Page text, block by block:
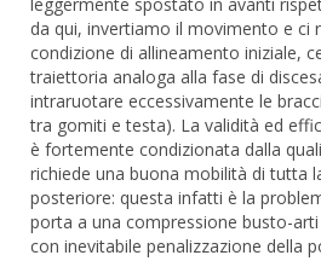
da qui, invertiamo il movimento e ci
condizione di allineamento iniziale,
traiettoria analoga alla fase di
intraruotare eccessivamente le
tra gomiti e testa). La validità ed
è fortemente condizionata dalla
richiede una buona mobilità di tutta
posteriore: questa infatti è la
porta a una compressione busto-
con inevitabile penalizzazione della